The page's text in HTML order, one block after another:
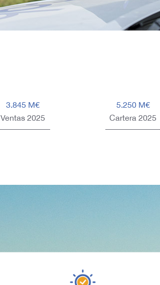
3.845 M€
Ventas 2025
5.250 M€
Cartera 2025